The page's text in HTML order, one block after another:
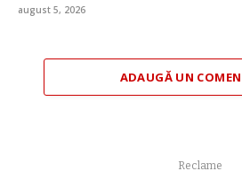
august 5, 2026
ADAUGĂ UN
Reclame